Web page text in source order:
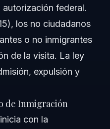
autorización federal.
los no ciudadanos
o no inmigrantes
de la visita. La ley
expulsión y
de Inmigración
con la